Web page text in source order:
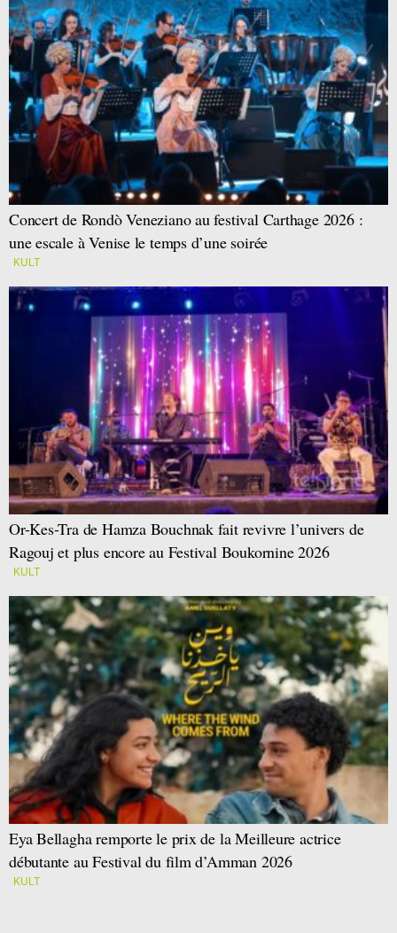
Concert de Rondò Veneziano au festival Carthage 2026 :
une escale à Venise le temps d’une soirée
KULT
Or-Kes-Tra de Hamza Bouchnak fait revivre l’univers de
Ragouj et plus encore au Festival Boukornine 2026
KULT
Eya Bellagha remporte le prix de la Meilleure actrice
débutante au Festival du film d’Amman 2026
KULT